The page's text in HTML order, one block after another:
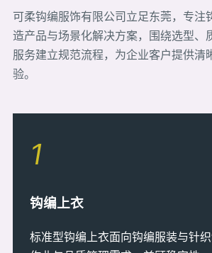
可柔钩编服饰有限公司立足东莞，专注
造产品与场景化解决方案，围绕选型、
服务建立规范流程，为企业客户提供清
验。
1
钩编上衣
标准型钩编上衣面向钩编服装与针